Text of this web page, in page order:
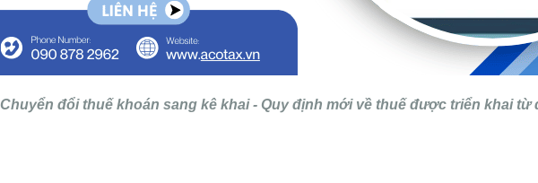
Chuyển đổi thuế khoán sang kê khai - Quy định mới về thuế được triển khai từ